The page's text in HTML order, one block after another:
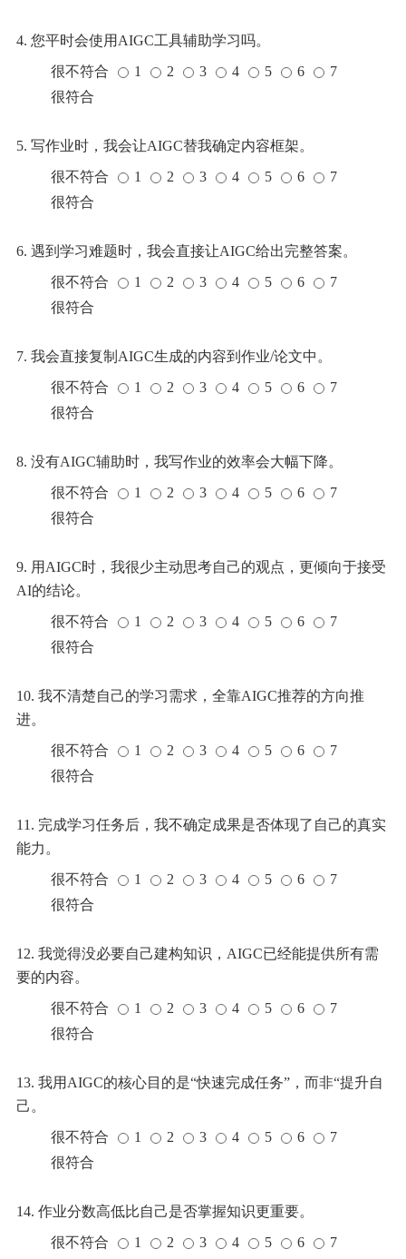
4. 您平时会使用AIGC工具辅助学习吗。
很不符合
1 2 3 4 5 6
7
很符合
5. 写作业时，我会让AIGC替我确定内容框架。
很不符合
1 2 3 4 5 6
7
很符合
6. 遇到学习难题时，我会直接让AIGC给出完整答案。
很不符合
1 2 3 4 5 6
7
很符合
7. 我会直接复制AIGC生成的内容到作业/论文中。
很不符合
1 2 3 4 5 6
7
很符合
8. 没有AIGC辅助时，我写作业的效率会大幅下降。
很不符合
1 2 3 4 5 6
7
很符合
9. 用AIGC时，我很少主动思考自己的观点，更倾向于接受
AI的结论。
很不符合
1 2 3 4 5 6
7
很符合
10. 我不清楚自己的学习需求，全靠AIGC推荐的方向推
进。
很不符合
1 2 3 4 5 6
7
很符合
11. 完成学习任务后，我不确定成果是否体现了自己的真实
能力。
很不符合
1 2 3 4 5 6
7
很符合
12. 我觉得没必要自己建构知识，AIGC已经能提供所有需
要的内容。
很不符合
1 2 3 4 5 6
7
很符合
13. 我用AIGC的核心目的是“快速完成任务”，而非“提升自
己。
很不符合
1 2 3 4 5 6
7
很符合
14. 作业分数高低比自己是否掌握知识更重要。
很不符合
1 2 3 4 5 6
7